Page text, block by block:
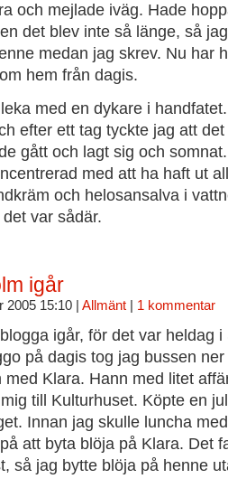
och mejlade iväg. Hade
det blev inte så länge, så
medan jag skrev. Nu har
hem från dagis.
med en dykare i
efter ett tag tyckte jag att
gått och lagt sig och
med att ha haft ut
och helosansalva i
var sådär.
igår
2005 15:10 | Allmänt| 1 kommentar
igår, för det var heldag
på dagis tog jag bussen
med Klara. Hann med litet
till Kulturhuset. Köpte en
Innan jag skulle luncha
att byta blöja på Klara. Det
så jag bytte blöja på henne